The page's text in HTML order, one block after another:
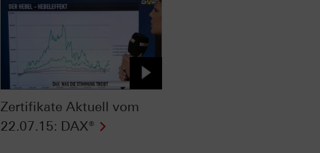
Zertifikate Aktuell vom
22.07.15: DAX®